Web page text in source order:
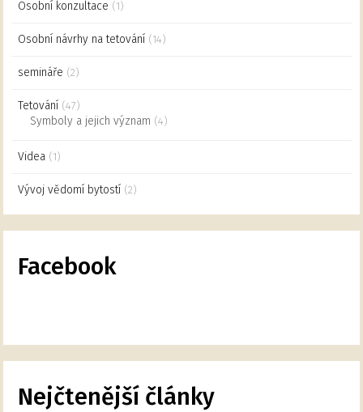
Osobní konzultace (1)
Osobní návrhy na tetování (14)
semináře (2)
Tetování (47)
Symboly a jejich význam (4)
Videa (1)
Vývoj vědomí bytostí (2)
Facebook
Nejčtenější články